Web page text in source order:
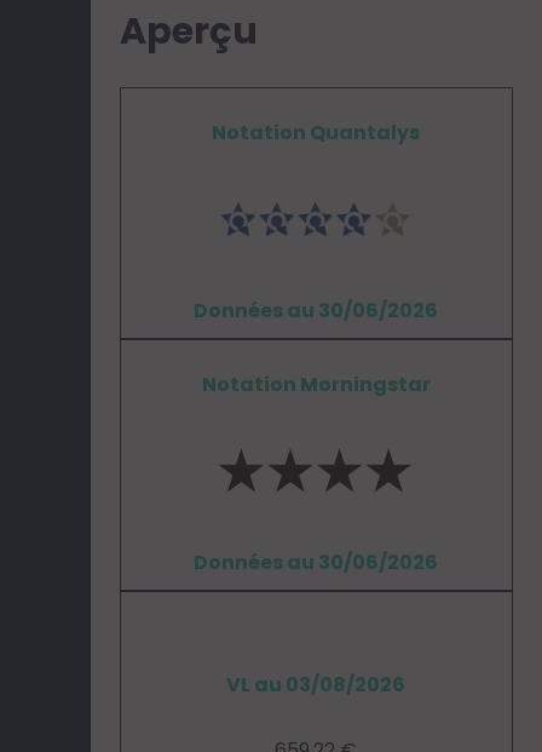
Aperçu
Notation Quantalys
Données au 30/06/2026
Notation Morningstar
Données au 30/06/2026
VL au 03/08/2026